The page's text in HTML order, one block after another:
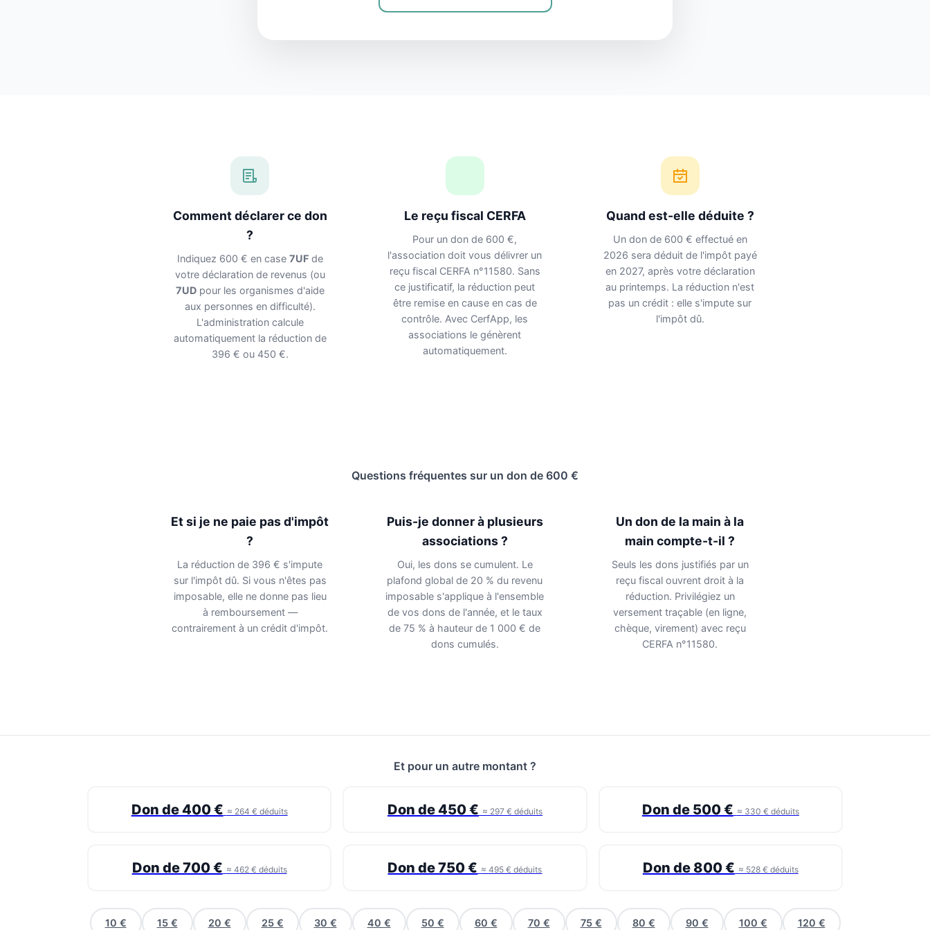
Comment déclarer ce don
?
Indiquez 600 € en case 7UFde
votre déclaration de revenus (ou
7UDpour les organismes d'aide
aux personnes en difficulté).
L'administration calcule
automatiquement la réduction de
396 € ou 450 €.
Le reçu fiscal CERFA
Pour un don de 600 €,
l'association doit vous délivrer un
reçu fiscal CERFA n°11580. Sans
ce justificatif, la réduction peut
être remise en cause en cas de
contrôle. Avec CerfApp, les
associations le génèrent
automatiquement.
Quand est-elle déduite ?
Un don de 600 € effectué en
2026 sera déduit de l'impôt payé
en 2027, après votre déclaration
au printemps. La réduction n'est
pas un crédit : elle s'impute sur
l'impôt dû.
Questions fréquentes sur un don de 600 €
Et si je ne paie pas d'impôt
?
La réduction de 396 € s'impute
sur l'impôt dû. Si vous n'êtes pas
imposable, elle ne donne pas lieu
à remboursement —
contrairement à un crédit d'impôt.
Puis-je donner à plusieurs
associations ?
Oui, les dons se cumulent. Le
plafond global de 20 % du revenu
imposable s'applique à l'ensemble
de vos dons de l'année, et le taux
de 75 % à hauteur de 1 000 € de
dons cumulés.
Un don de la main à la
main compte-t-il ?
Seuls les dons justifiés par un
reçu fiscal ouvrent droit à la
réduction. Privilégiez un
versement traçable (en ligne,
chèque, virement) avec reçu
CERFA n°11580.
Et pour un autre montant ?
Don de 400 € ≈ 264 € déduits Don de 450 € ≈ 297 € déduits Don de 500 € ≈ 330 € déduits
Don de 700 € ≈ 462 € déduits Don de 750 € ≈ 495 € déduits Don de 800 € ≈ 528 € déduits
10 € 15 € 20 € 25 € 30 € 40 € 50 € 60 € 70 € 75 € 80 € 90 € 100 € 120 €